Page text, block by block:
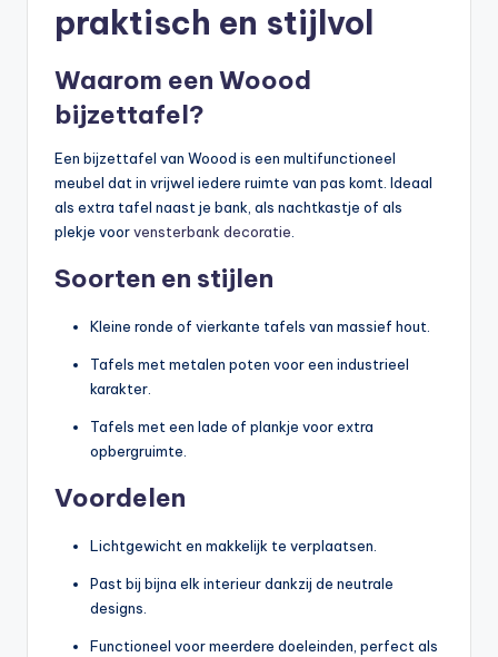
praktisch en stijlvol
Waarom een Woood
bijzettafel?
Een bijzettafel van Woood is een multifunctioneel
meubel dat in vrijwel iedere ruimte van pas komt. Ideaal
als extra tafel naast je bank, als nachtkastje of als
plekje voorvensterbank decoratie
Soorten en stijlen
Kleine ronde of vierkante tafels van massief hout.
Tafels met metalen poten voor een industrieel
karakter.
Tafels met een lade of plankje voor extra
opbergruimte.
Voordelen
Lichtgewicht en makkelijk te verplaatsen.
Past bij bijna elk interieur dankzij de neutrale
designs.
Functioneel voor meerdere doeleinden, perfect als